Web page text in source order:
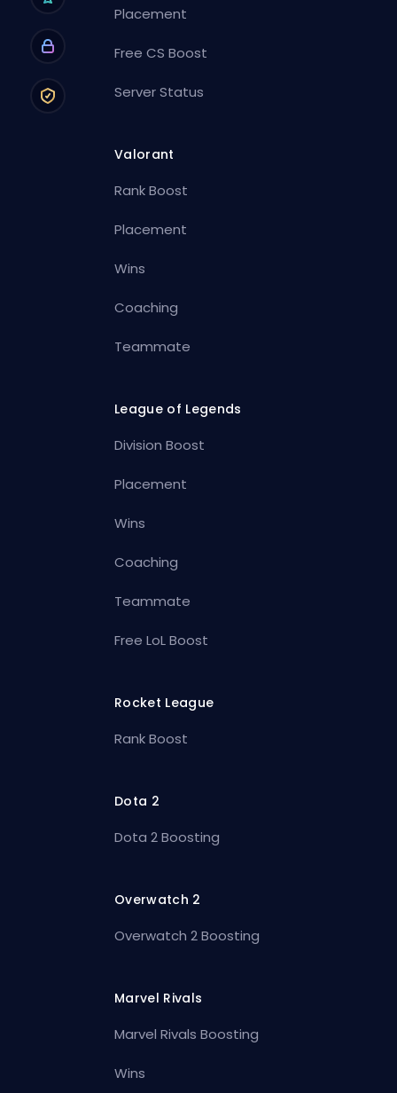
Placement
Free CS Boost
Server Status
Valorant
Rank Boost
Placement
Wins
Coaching
Teammate
League of Legends
Division Boost
Placement
Wins
Coaching
Teammate
Free LoL Boost
Rocket League
Rank Boost
Dota 2
Dota 2 Boosting
Overwatch 2
Overwatch 2 Boosting
Marvel Rivals
Marvel Rivals Boosting
Wins